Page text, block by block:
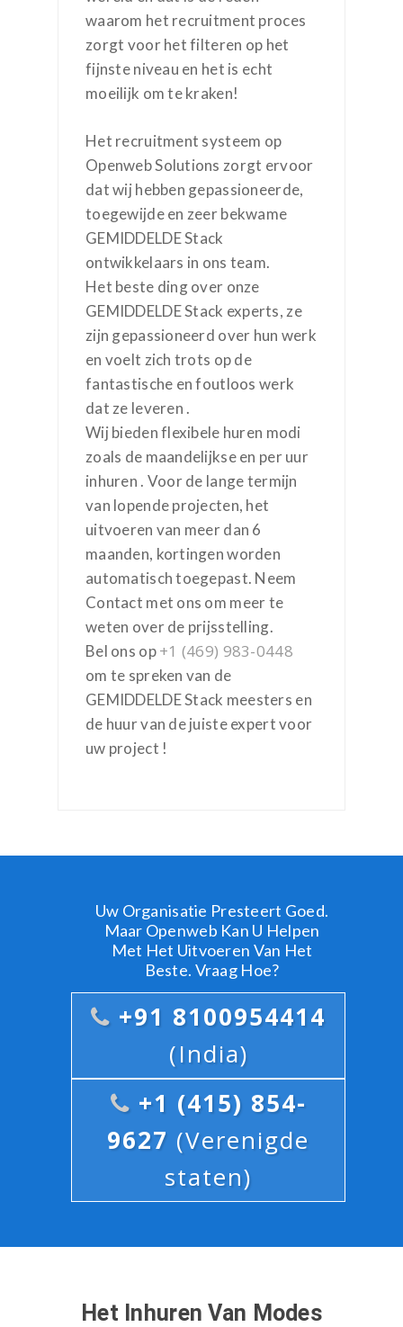
waarom het recruitment proces
zorgt voor het filteren op het
fijnste niveau en het is echt
moeilijk om te kraken!
Het recruitment systeem op
Openweb Solutions zorgt ervoor
dat wij hebben gepassioneerde,
toegewijde en zeer bekwame
GEMIDDELDE Stack
ontwikkelaars in ons team.
Het beste ding over onze
GEMIDDELDE Stack experts, ze
zijn gepassioneerd over hun werk
en voelt zich trots op de
fantastische en foutloos werk
dat ze leveren .
Wij bieden flexibele huren modi
zoals de maandelijkse en per uur
inhuren . Voor de lange termijn
van lopende projecten, het
uitvoeren van meer dan 6
maanden, kortingen worden
automatisch toegepast. Neem
Contact met ons om meer te
weten over de prijsstelling.
Bel ons op+1 (469) 983-0448
om te spreken van de
GEMIDDELDE Stack meesters en
de huur van de juiste expert voor
uw project !
Uw Organisatie Presteert Goed.
Maar Openweb Kan U Helpen
Met Het Uitvoeren Van Het
Beste. Vraag Hoe?
+91 8100954414
(India)
+1 (415) 854-
9627 (Verenigde
staten)
Het Inhuren Van Modes